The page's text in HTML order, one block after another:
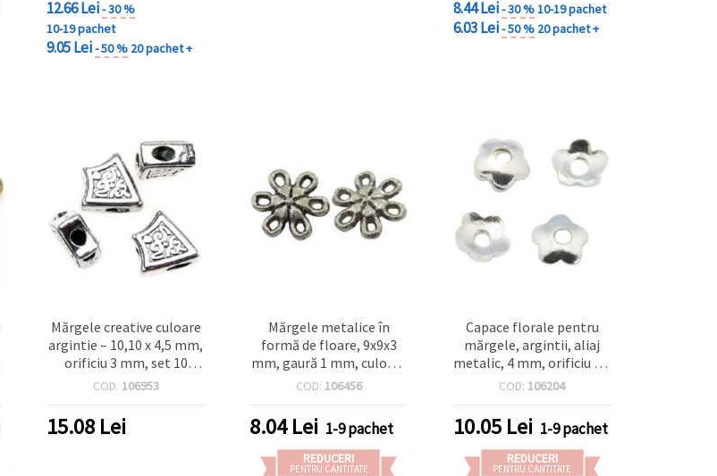
12.66 Lei- 30 %
10-19 pachet
9.05 Lei- 50 % 20 pachet +
8.44 Lei- 30 %10-19 pachet
6.03 Lei- 50 % 20 pachet +
Mărgele creative culoare
argintie – 10,10 x 4,5 mm,
orificiu 3 mm, set 10
bucăți, ideale pentru
layering și proiecte DIY
unice
COD: 106953
15.08 Lei
Mărgele metalice în
formă de floare, 9x9x3
mm, gaură 1 mm, culoare
argintiu antic - 20 bucăți
COD: 106456
8.04Lei 1-9 pachet
REDUCERI
PENTRU CANTITATE
Capace florale pentru
mărgele, argintii, aliaj
metalic, 4 mm, orificiu 1,2
mm – accesorii pentru
pachet 50 bucăți
COD: 106204
10.05Lei 1-9 pachet
REDUCERI
PENTRU CANTITATE